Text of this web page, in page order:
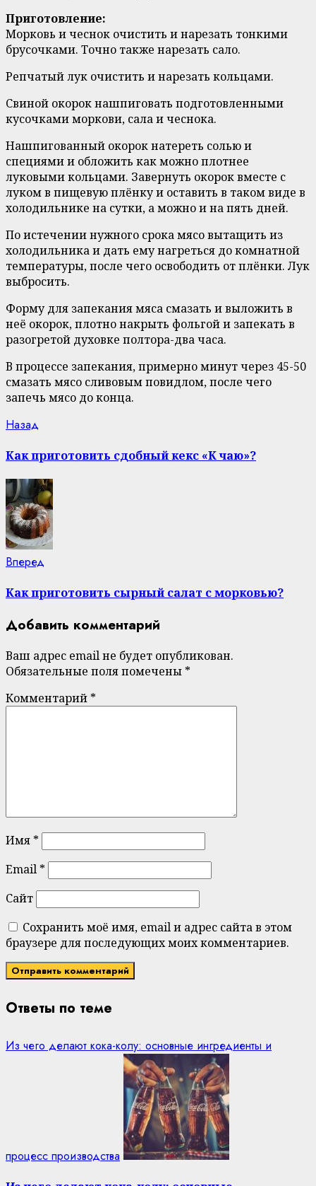
Приготовление:
Морковь и чеснок очистить и нарезать тонкими
брусочками. Точно также нарезать сало.
Репчатый лук очистить и нарезать кольцами.
Свиной окорок нашпиговать подготовленными
кусочками моркови, сала и чеснока.
Нашпигованный окорок натереть солью и
специями и обложить как можно плотнее
луковыми кольцами. Завернуть окорок вместе с
луком в пищевую плёнку и оставить в таком виде в
холодильнике на сутки, а можно и на пять дней.
По истечении нужного срока мясо вытащить из
холодильника и дать ему нагреться до комнатной
температуры, после чего освободить от плёнки. Лук
выбросить.
Форму для запекания мяса смазать и выложить в
неё окорок, плотно накрыть фольгой и запекать в
разогретой духовке полтора-два часа.
В процессе запекания, примерно минут через 45-50
смазать мясо сливовым повидлом, после чего
запечь мясо до конца.
Continue
Reading
Назад
Как приготовить сдобный кекс «К чаю»?
Вперед
Как приготовить сырный салат с морковью?
Добавить комментарий
Ваш адрес email не будет опубликован.
Обязательные поля помечены *
Комментарий *
Имя *
Email *
Сайт
Сохранить моё имя, email и адрес сайта в этом
браузере для последующих моих комментариев.
Ответы по теме
Из чего делают кока-колу: основные ингредиенты и
процесс производства